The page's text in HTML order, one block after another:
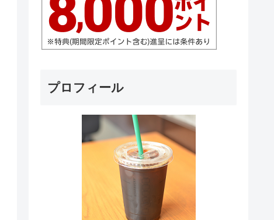
プロフィール